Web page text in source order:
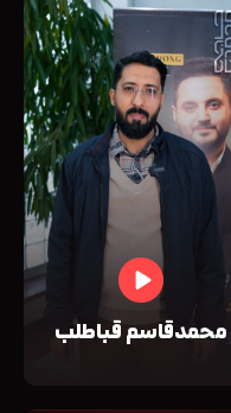
محمدقاسم قباطلب